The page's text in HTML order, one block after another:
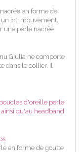
en forme de
joli mouvement.
une perle nacrée
Giulia ne comporte
dans le collier. Il
boucles d'oreille perle
qu'au headband
en forme de goutte